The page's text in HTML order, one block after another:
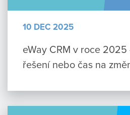
10 DEC 2025
eWay CRM v roce
řešení nebo čas na